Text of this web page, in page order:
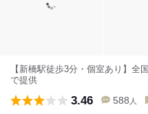
【新橋駅徒歩3分・個室あり】全
で提供
3.46 588 人